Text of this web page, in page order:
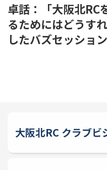
卓話：「大阪北RC
るためにはどうす
したバズセッション
大阪北RC クラブビ